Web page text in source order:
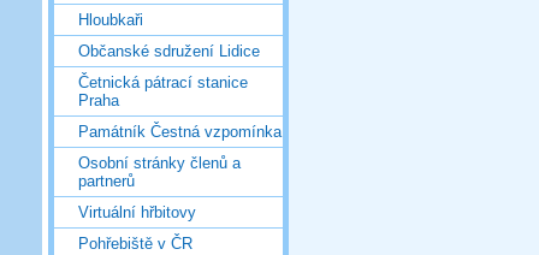
Hloubkaři
Občanské sdružení Lidice
Četnická pátrací stanice
Praha
Památník Čestná vzpomínka
Osobní stránky členů a
partnerů
Virtuální hřbitovy
Pohřebiště v ČR